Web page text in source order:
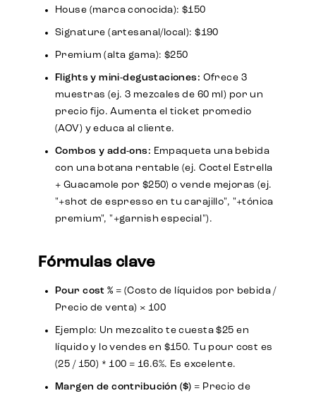
House (marca conocida): $150
Signature (artesanal/local): $190
Premium (alta gama): $250
Flights y mini-degustaciones: Ofrece 3
muestras (ej. 3 mezcales de 60 ml) por un
precio fijo. Aumenta el ticket promedio
(AOV) y educa al cliente.
Combos y add-ons: Empaqueta una bebida
con una botana rentable (ej. Coctel Estrella
+ Guacamole por $250) o vende mejoras (ej.
"+shot de espresso en tu carajillo", "+tónica
premium", "+garnish especial").
Fórmulas clave
Pour cost % = (Costo de líquidos por bebida /
Precio de venta) × 100
Ejemplo: Un mezcalito te cuesta $25 en
líquido y lo vendes en $150. Tu pour cost es
(25 / 150) * 100 = 16.6%. Es excelente.
Margen de contribución ($) = Precio de